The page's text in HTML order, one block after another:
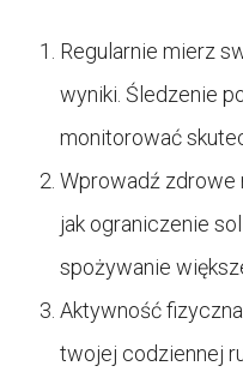
Regularnie mierz
wyniki. Śledzenie
monitorować
Wprowadź zdrowe
jak ograniczenie
spożywanie
Aktywność
twojej codziennej